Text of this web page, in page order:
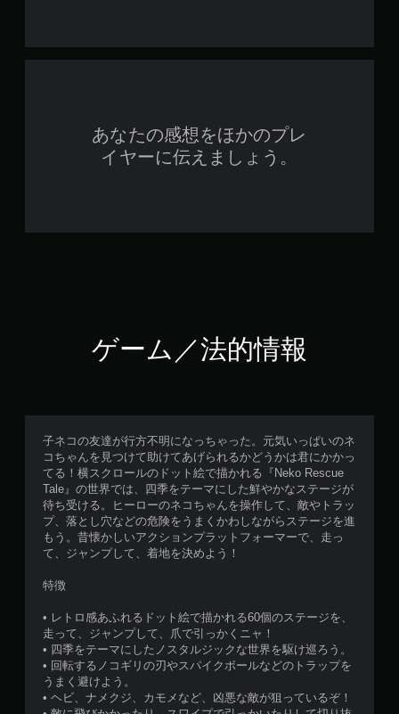
あなたの感想をほかのプレ
イヤーに伝えましょう。
ゲーム／法的情報
子ネコの友達が行方不明になっちゃった。元気いっぱいのネ
コちゃんを見つけて助けてあげられるかどうかは君にかかっ
てる！横スクロールのドット絵で描かれる『Neko Rescue
Tale』の世界では、四季をテーマにした鮮やかなステージが
待ち受ける。ヒーローのネコちゃんを操作して、敵やトラッ
プ、落とし穴などの危険をうまくかわしながらステージを進
もう。昔懐かしいアクションプラットフォーマーで、走っ
て、ジャンプして、着地を決めよう！
特徴
• レトロ感あふれるドット絵で描かれる60個のステージを、
走って、ジャンプして、爪で引っかくニャ！
• 四季をテーマにしたノスタルジックな世界を駆け巡ろう。
• 回転するノコギリの刃やスパイクボールなどのトラップを
うまく避けよう。
• ヘビ、ナメクジ、カモメなど、凶悪な敵が狙っているぞ！